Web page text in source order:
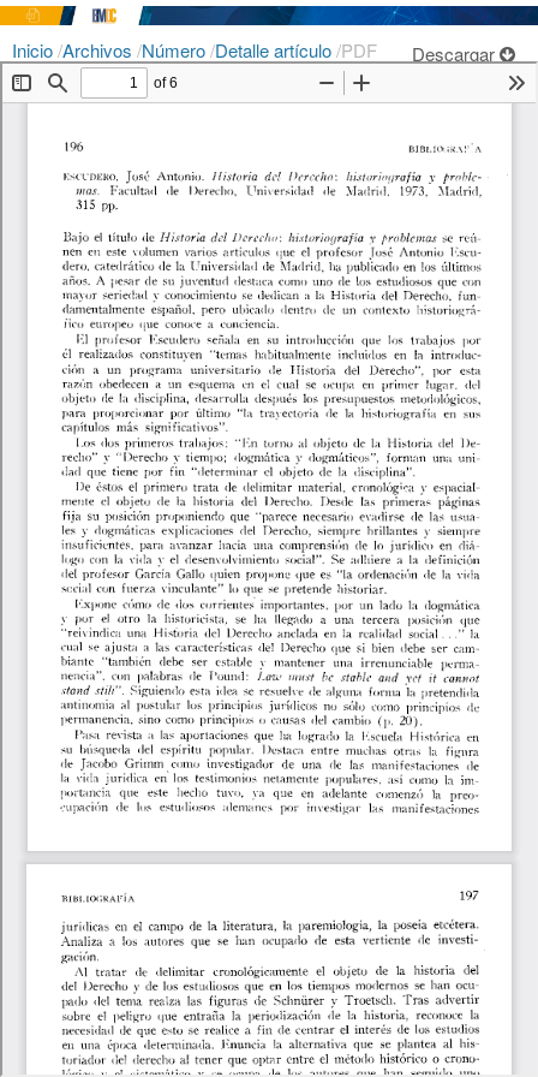
Inicio/Archivos /Número/Detalle artículo/PDF Descargar